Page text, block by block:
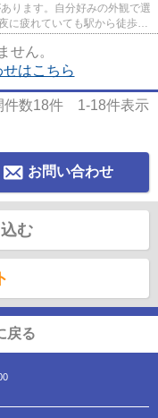
ります。自分好みの外観で選
に疲れていても駅から徒歩6
せん。
はこちら
件数18件 1-18件表示
お問い合わせ
む
戻る